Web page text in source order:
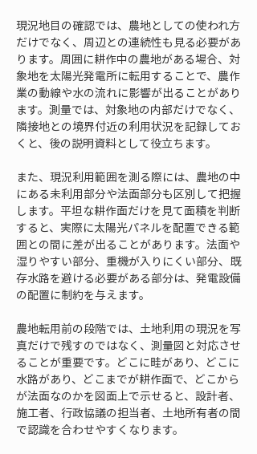
現況地目の確認では、農地としての使われ方
だけでなく、周辺との連続性も見る必要があ
ります。周囲に耕作中の農地がある場合、対
象地を太陽光発電所に転用することで、農作
業の動線や水の流れに影響が出ることがあり
ます。測量では、対象地の内部だけでなく、
隣接地との境界付近の利用状況を記録してお
くと、後の説明資料として役立ちます。
また、現況利用範囲を測る際には、農地の中
にある未利用部分や法面部分も区別して把握
します。平坦な耕作面だけを見て面積を判断
すると、実際に太陽光パネルを配置できる範
囲との間に差が出ることがあります。法面や
湿りやすい部分、重機が入りにくい部分、既
存水路を避ける必要がある部分は、発電設備
の配置に制約を与えます。
農地転用前の段階では、土地利用の現況を写
真だけで残すのではなく、測量図と対応させ
ることが重要です。どこに畦があり、どこに
水路があり、どこまでが耕作面で、どこから
が法面なのかを図面上で示せると、設計者、
施工者、行政協議の担当者、土地所有者の間
で認識を合わせやすくなります。